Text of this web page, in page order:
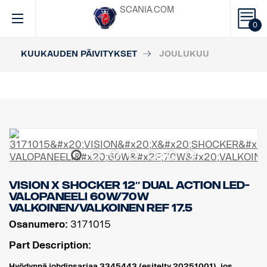
0
SCANIA.COM
KUUKAUDEN PÄIVITYKSET JOULUKUU
VISION X SHOCKER 12″ DUAL ACTION LED-
VALOPANEELI 60W/70W
VALKOINEN/VALKOINEN REF 17.5
Osanumero: 3171015
Part Description: